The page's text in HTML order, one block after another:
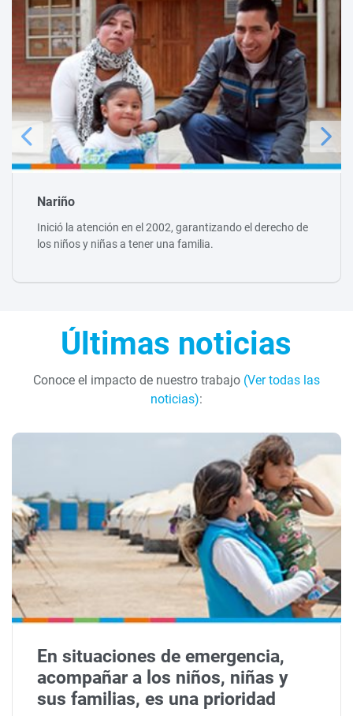
Nariño
Inició la atención en el 2002, garantizando el derecho de
los niños y niñas a tener una familia.
Últimas noticias
Conoce el impacto de nuestro trabajo(Ver todas las
noticias):
En situaciones de emergencia,
acompañar a los niños, niñas y
sus familias, es una prioridad